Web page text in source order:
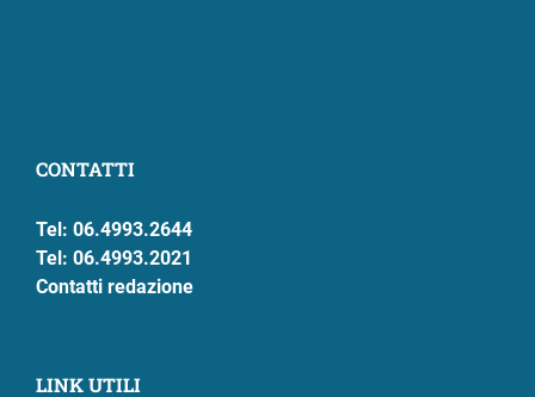
CONTATTI
Tel: 06.4993.2644
Tel: 06.4993.2021
Contatti redazione
LINK UTILI